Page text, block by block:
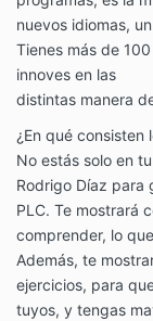
nuevos idiomas,
Tienes más de
innoves en las
distintas manera
¿En qué consisten
No estás solo en
Rodrigo Díaz para
PLC. Te mostrará
comprender, lo
Además, te
ejercicios, para
tuyos, y tengas